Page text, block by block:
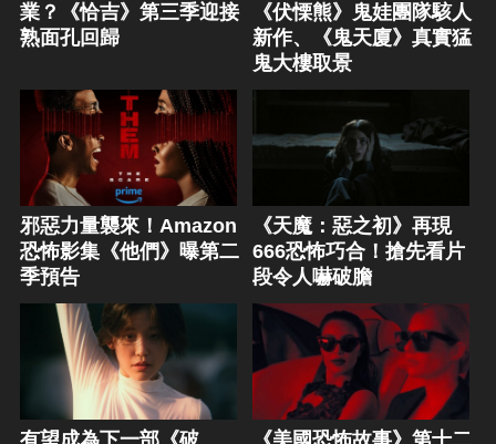
業？《恰吉》第三季迎接
熟面孔回歸
《伏慄熊》鬼娃團隊駭人
新作、《鬼天廈》真實猛
鬼大樓取景
邪惡力量襲來！Amazon
恐怖影集《他們》曝第二
季預告
《天魔：惡之初》再現
666恐怖巧合！搶先看片
段令人嚇破膽